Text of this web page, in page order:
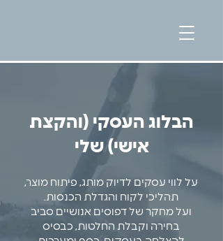
הבלוג העסקי (והקצת
אישי) שלי
על לווי עסקים לדיוק מותג, פיתוח מוצר,
תהליכי לקוח והגדלת הכנסות.
ועל מחקר של דפוסים אנושיים סביב
בחירה וקבלת החלטות, כבסיס